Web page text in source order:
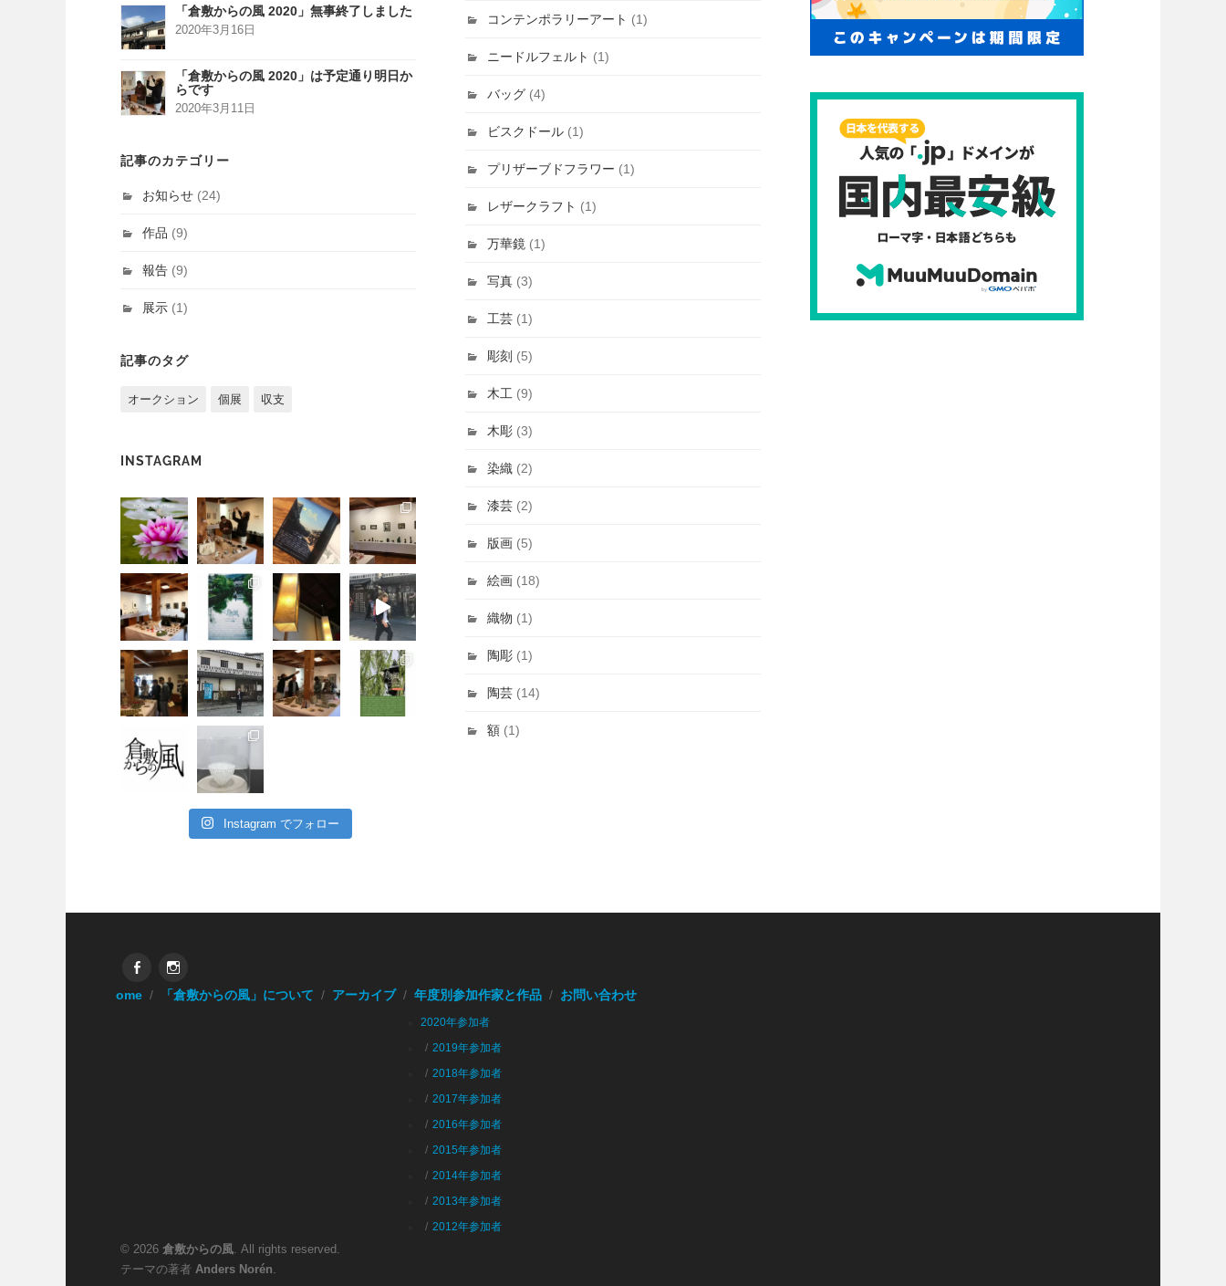
「倉敷からの風 2020」無事終了しました
2020年3月16日
「倉敷からの風 2020」は予定通り明日か
らです
2020年3月11日
記事のカテゴリー
お知らせ (24)
作品 (9)
報告 (9)
展示 (1)
記事のタグ
オークション 個展 収支
INSTAGRAM
Instagram でフォロー
コンテンポラリーアート (1)
ニードルフェルト (1)
バッグ (4)
ビスクドール (1)
プリザーブドフラワー (1)
レザークラフト (1)
万華鏡 (1)
写真 (3)
工芸 (1)
彫刻 (5)
木工 (9)
木彫 (3)
染織 (2)
漆芸 (2)
版画 (5)
絵画 (18)
織物 (1)
陶彫 (1)
陶芸 (14)
額 (1)
FacebookInstagram
Home 「倉敷からの風」について アーカイブ 年度別参加作家と作品
2020年参加者
2019年参加者
2018年参加者
2017年参加者
2016年参加者
2015年参加者
2014年参加者
2013年参加者
2012年参加者
お問い合わせ
© 2026 倉敷からの風. All rights reserved.
テーマの著者 Anders Norén.